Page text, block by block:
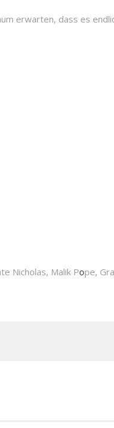
erwarten, dass es
Nicholas, Malik Pope,